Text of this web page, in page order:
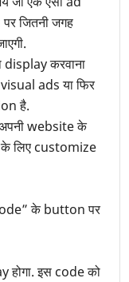
जितनी जगह
करवाना
ads या फिर
है.
website के
लिए customize
के button पर
इस code को